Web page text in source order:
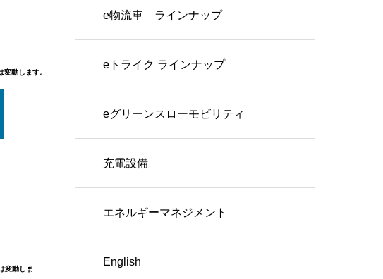
動します。
変動しま
e物流車 ラインナップ
eトライク ラインナップ
eグリーンスローモビリティ
充電設備
エネルギーマネジメント
English